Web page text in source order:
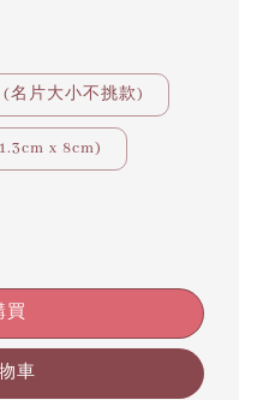
名片大小不挑款)
x 8cm)
買
車